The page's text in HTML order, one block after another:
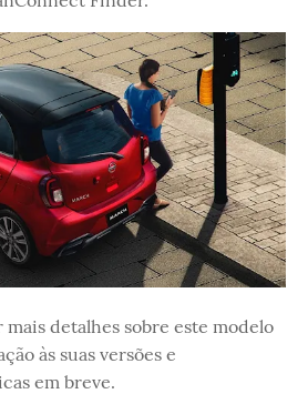
mais detalhes sobre este modelo
às suas versões e
em breve.